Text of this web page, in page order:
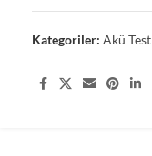
Kategoriler: Akü
Share: